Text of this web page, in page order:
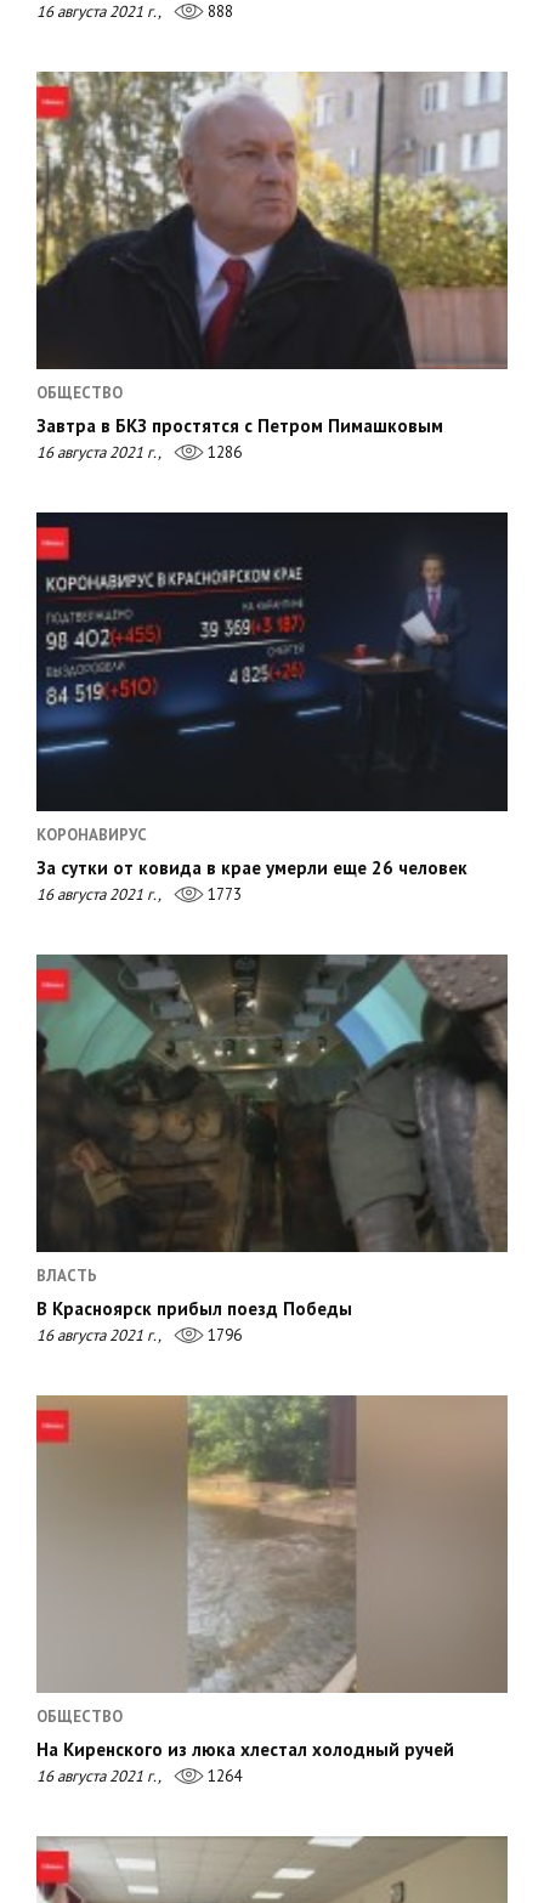
16 августа 2021 г., 888
ОБЩЕСТВО
Завтра в БКЗ простятся с Петром Пимашковым
16 августа 2021 г., 1286
КОРОНАВИРУС
За сутки от ковида в крае умерли еще 26 человек
16 августа 2021 г., 1773
ВЛАСТЬ
В Красноярск прибыл поезд Победы
16 августа 2021 г., 1796
ОБЩЕСТВО
На Киренского из люка хлестал холодный ручей
16 августа 2021 г., 1264